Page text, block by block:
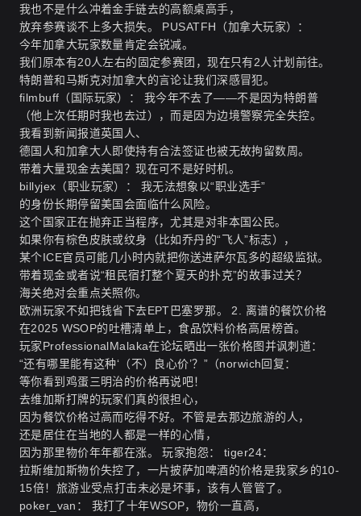
我也不是什么冲着金手链去的高额桌高手，
放弃参赛谈不上多大损失。 PUSATFH（加拿大玩家）：
今年加拿大玩家数量肯定会锐减。
我们原本有20人左右的固定参赛团，现在只有2人计划前往。
特朗普和马斯克对加拿大的言论让我们深感冒犯。
filmbuff（国际玩家）： 我今年不去了——不是因为特朗普
（他上次任期时我也去过），而是因为边境警察完全失控。
我看到新闻报道英国人、
德国人和加拿大人即使持有合法签证也被无故拘留数周。
带着大量现金去美国？现在可不是好时机。
billyjex（职业玩家）： 我无法想象以“职业选手”
的身份长期停留美国会面临什么风险。
这个国家正在抛弃正当程序，尤其是对非本国公民。
如果你有棕色皮肤或纹身（比如乔丹的“飞人”标志），
某个ICE官员可能几小时内就把你送进萨尔瓦多的超级监狱。
带着现金或者说“租民宿打整个夏天的扑克”的故事过关？
海关绝对会重点关照你。
欧洲玩家不如把钱省下去EPT巴塞罗那。 2. 离谱的餐饮价格
在2025 WSOP的吐槽清单上，食品饮料价格高居榜首。
玩家ProfessionalMalaka在论坛晒出一张价格图并讽刺道：
“还有哪里能有这种‘（不）良心价’？”（norwich回复：
等你看到鸡蛋三明治的价格再说吧！
去维加斯打牌的玩家们真的很担心，
因为餐饮价格过高而吃得不好。不管是去那边旅游的人，
还是居住在当地的人都是一样的心情，
因为那里物价年年都在涨。 玩家抱怨： tiger24：
拉斯维加斯物价失控了，一片披萨加啤酒的价格是我家乡的10-
15倍！旅游业受点打击未必是坏事，该有人管管了。
poker_van： 我打了十年WSOP，物价一直高，